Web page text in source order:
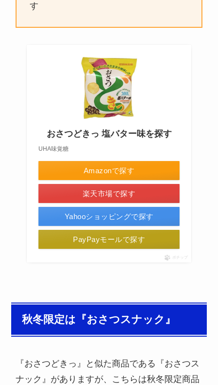
す
おさつどきっ 塩バター味を探す
UHA味覚糖
Amazonで探す
楽天市場で探す
Yahooショッピングで探す
PayPayモールで探す
ポチップ
秋冬限定は『おさつスナック』
『おさつどきっ』と似た商品である『おさつス
ナック』がありますが、こちらは秋冬限定商品